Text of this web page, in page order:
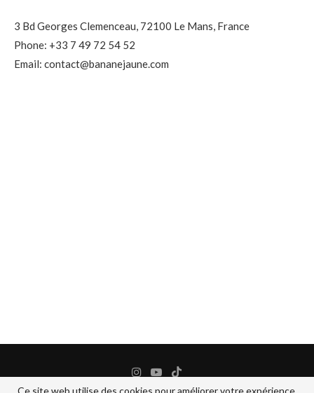
3 Bd Georges Clemenceau, 72100 Le Mans, France
Phone: +33 7 49 72 54 52
Email: contact@bananejaune.com
Ce site web utilise des cookies pour améliorer votre expérience.